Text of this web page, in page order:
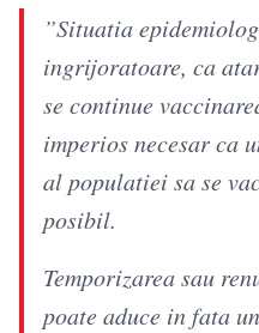
”Situatia
ingrijoratoare, ca
se continue
imperios necesar ca
al populatiei sa se
posibil.
Temporizarea sau
poate aduce in fata